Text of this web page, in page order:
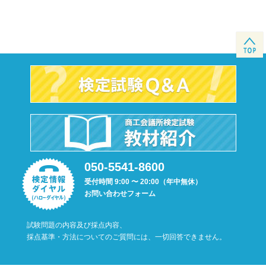
050-5541-8600
受付時間 9:00 〜 20:00（年中無休）
お問い合わせフォーム
試験問題の内容及び採点内容、
採点基準・方法についてのご質問には、一切回答できません。